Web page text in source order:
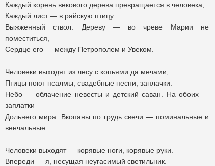
Каждый корень векового дерева превращается в человека,
Каждый лист — в райскую птицу.
Выжженный ствол. Дереву — во чреве Марии не
поместиться,
Сердце его — между Петрополем и Увеком.
Человеки выходят из лесу с копьями да мечами,
Птицы поют псалмы, свадебные песни, заплачки.
Небо — облачение невесты и детский саван. На обоих —
заплатки
Дольнего мира. Вкопаны по грудь свечи — поминальные и
венчальные.
Человеки выходят — корявые ноги, корявые руки.
Впереди — я, несущая неугасимый светильник.